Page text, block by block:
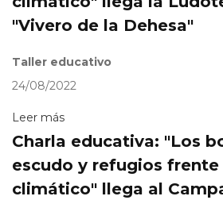
"Vivero de la Dehesa"
Taller educativo
24/08/2022
Leer más
Charla educativa: "Los
escudo y refugios
climático" llega al